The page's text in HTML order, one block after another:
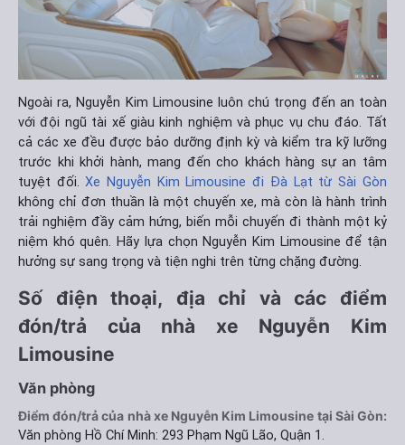
Ngoài ra, Nguyễn Kim Limousine luôn chú trọng đến an toàn
với đội ngũ tài xế giàu kinh nghiệm và phục vụ chu đáo. Tất
cả các xe đều được bảo dưỡng định kỳ và kiểm tra kỹ lưỡng
trước khi khởi hành, mang đến cho khách hàng sự an tâm
tuyệt đối. Xe Nguyễn Kim Limousine đi Đà Lạt từ Sài Gòn
không chỉ đơn thuần là một chuyến xe, mà còn là hành trình
trải nghiệm đầy cảm hứng, biến mỗi chuyến đi thành một kỷ
niệm khó quên. Hãy lựa chọn Nguyễn Kim Limousine để tận
hưởng sự sang trọng và tiện nghi trên từng chặng đường.
Số điện thoại, địa chỉ và các điểm
đón/trả của nhà xe Nguyễn Kim
Limousine
Văn phòng
Điểm đón/trả của nhà xe Nguyễn Kim Limousine tại Sài Gòn:
Văn phòng Hồ Chí Minh: 293 Phạm Ngũ Lão, Quận 1.